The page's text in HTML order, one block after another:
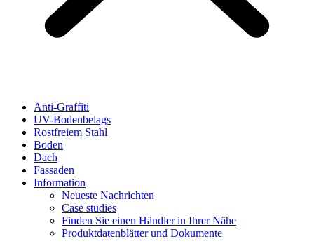
Anti-Graffiti
UV-Bodenbelags
Rostfreiem Stahl
Boden
Dach
Fassaden
Information
Neueste Nachrichten
Case studies
Finden Sie einen Händler in Ihrer Nähe
Produktdatenblätter und Dokumente